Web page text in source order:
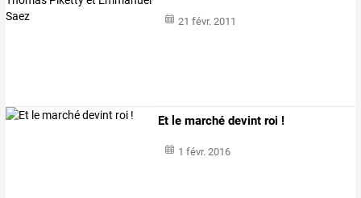
21 févr. 2011
Et le marché devint roi !
1 févr. 2016